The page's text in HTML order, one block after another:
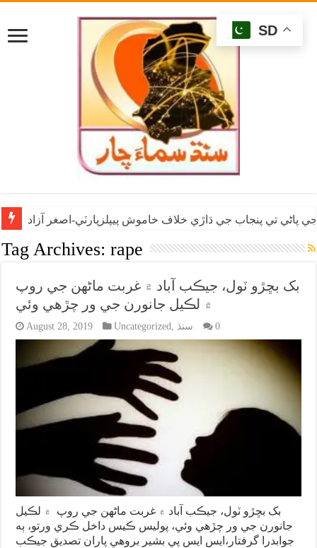
پاڻي تي پنجاب جي ڌاڙي خلاف خاموش پيپلزپارٽي-اصغر آزاد
Tag Archives:rape
بک بڇڙو ٽول، جيڪب آباد ۾ غربت ماڻهن جي روپ
۾ لڪيل جانورن جي ور چڙهي وئي
August 28, 2019 Uncategorized, سنڌ 0
بک بڇڙو ٽول، جيڪب آباد ۾ غربت ماڻهن جي روپ ۾ لڪيل
جانورن جي ور چڙهي وئي، پوليس ڪيس داخل ڪري ورتو، ٻه
جوابدرا گرفتار،ايس ايس پي بشير بروهي پاران تصديق جيڪب
SD